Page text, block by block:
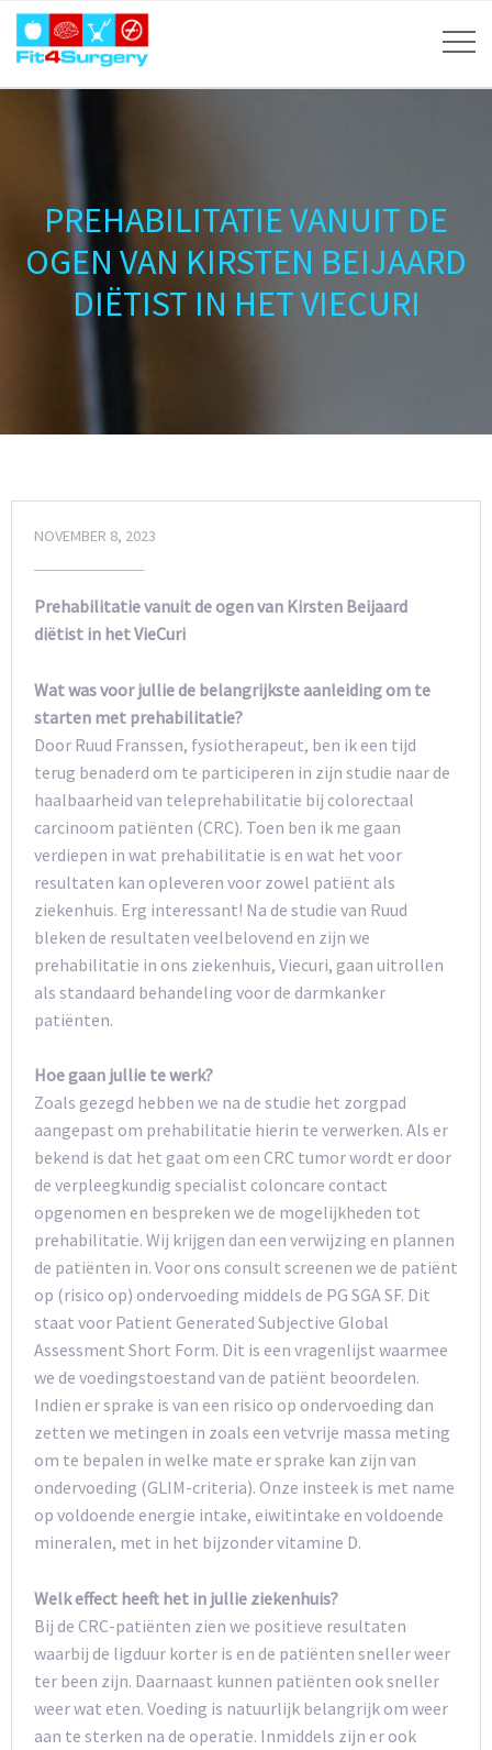
PREHABILITATIE VANUIT DE
OGEN VAN KIRSTEN BEIJAARD
DIËTIST IN HET VIECURI
NOVEMBER 8, 2023
Prehabilitatie vanuit de ogen van Kirsten Beijaard
diëtist in het VieCuri
Wat was voor jullie de belangrijkste aanleiding om te
starten met prehabilitatie?
Door Ruud Franssen, fysiotherapeut, ben ik een tijd
terug benaderd om te participeren in zijn studie naar de
haalbaarheid van teleprehabilitatie bij colorectaal
carcinoom patiënten (CRC). Toen ben ik me gaan
verdiepen in wat prehabilitatie is en wat het voor
resultaten kan opleveren voor zowel patiënt als
ziekenhuis. Erg interessant! Na de studie van Ruud
bleken de resultaten veelbelovend en zijn we
prehabilitatie in ons ziekenhuis, Viecuri, gaan uitrollen
als standaard behandeling voor de darmkanker
patiënten.
Hoe gaan jullie te werk?
Zoals gezegd hebben we na de studie het zorgpad
aangepast om prehabilitatie hierin te verwerken. Als er
bekend is dat het gaat om een CRC tumor wordt er door
de verpleegkundig specialist coloncare contact
opgenomen en bespreken we de mogelijkheden tot
prehabilitatie. Wij krijgen dan een verwijzing en plannen
de patiënten in. Voor ons consult screenen we de patiënt
op (risico op) ondervoeding middels de PG SGA SF. Dit
staat voor Patient Generated Subjective Global
Assessment Short Form. Dit is een vragenlijst waarmee
we de voedingstoestand van de patiënt beoordelen.
Indien er sprake is van een risico op ondervoeding dan
zetten we metingen in zoals een vetvrije massa meting
om te bepalen in welke mate er sprake kan zijn van
ondervoeding (GLIM-criteria). Onze insteek is met name
op voldoende energie intake, eiwitintake en voldoende
mineralen, met in het bijzonder vitamine D.
Welk effect heeft het in jullie ziekenhuis?
Bij de CRC-patiënten zien we positieve resultaten
waarbij de ligduur korter is en de patiënten sneller weer
ter been zijn. Daarnaast kunnen patiënten ook sneller
weer wat eten. Voeding is natuurlijk belangrijk om weer
aan te sterken na de operatie. Inmiddels zijn er ook